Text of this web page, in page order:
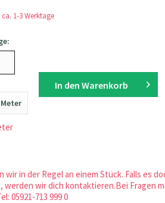
1-3 Werktage
In den Warenkorb
in der Regel an einem Stück. Falls es
wir dich kontaktieren.Bei Fragen
05921-713 999 0